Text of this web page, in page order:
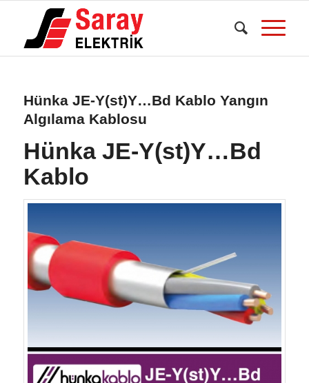
Hünka JE-Y(st)Y…Bd Kablo Yangın
Algılama Kablosu
Hünka JE-Y(st)Y…Bd
Kablo